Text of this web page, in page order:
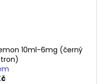
10ml-6mg (černý